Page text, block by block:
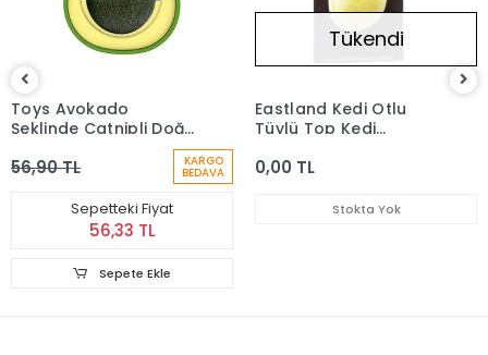
Toys Avokado
Şeklinde Catnipli Doğal
56,90 TL KARGO
BEDAVA
Sepetteki Fiyat
56,33 TL
Sepete Ekle
Tükendi
Eastland Kedi Otlu
Tüylü Top Kedi
0,00 TL
Stokta Yok